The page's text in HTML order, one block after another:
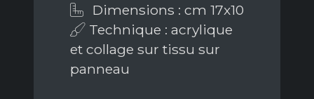
Dimensions : cm 17x10
Technique : acrylique
et collage sur tissu sur
panneau